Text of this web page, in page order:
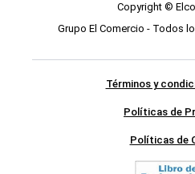
Copyright ©
Grupo El Comercio - Todos
Términos y
Políticas de
Políticas de